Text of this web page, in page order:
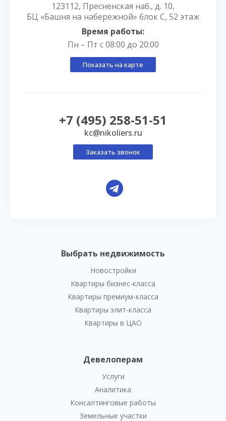
Выбрать недвижимость
Новостройки
Квартиры бизнес-класса
Квартиры премиум-класса
Квартиры элит-класса
Квартиры в ЦАО
Девелоперам
Услуги
Аналитика
Консалтинговые работы
Земельные участки
123112, Пресненская наб., д. 10,
БЦ «Башня на набережной» блок С, 52 этаж
Время работы:
Пн – Пт с 08:00 до 20:00
Показать на карте
+7 (495) 258-51-51
kc@nikoliers.ru
Заказать звонок